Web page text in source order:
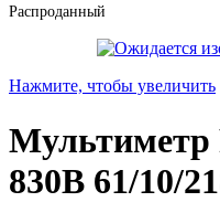
Распроданный
Нажмите, чтобы увеличить
Мультиметр
830B 61/10/